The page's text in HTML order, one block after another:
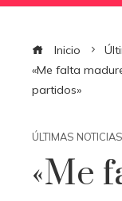
Inicio
«Me falta
partidos»
ÚLTIMAS NOTICIAS
«Me